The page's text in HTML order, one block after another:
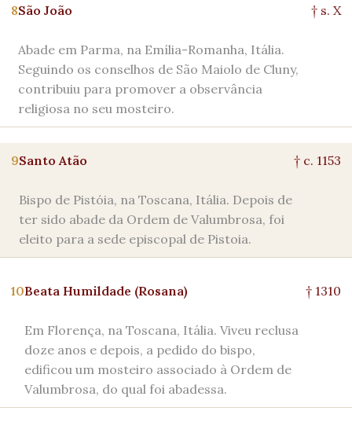
8São João
Abade em Parma, na Emília-Romanha, Itália.
Seguindo os conselhos de São Maiolo de Cluny,
contribuiu para promover a observância
religiosa no seu mosteiro.
† s. X
9Santo Atão
Bispo de Pistóia, na Toscana, Itália. Depois de
ter sido abade da Ordem de Valumbrosa, foi
eleito para a sede episcopal de Pistoia.
† c. 1153
10Beata Humildade (Rosana)
Em Florença, na Toscana, Itália. Viveu reclusa
doze anos e depois, a pedido do bispo,
edificou um mosteiro associado à Ordem de
Valumbrosa, do qual foi abadessa.
† 1310